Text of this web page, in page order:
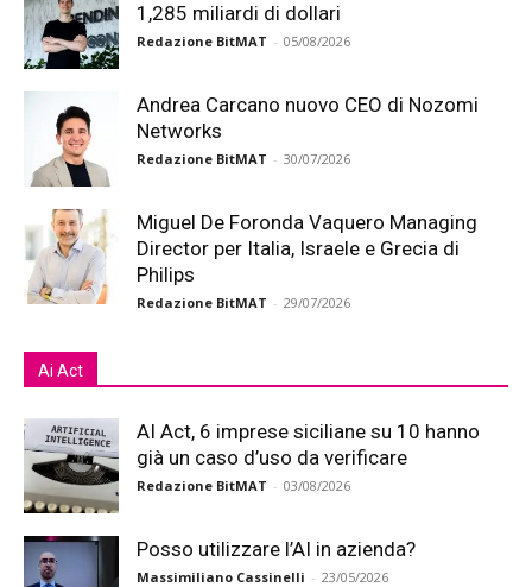
1,285 miliardi di dollari
Redazione BitMAT - 05/08/2026
Andrea Carcano nuovo CEO di Nozomi
Networks
Redazione BitMAT - 30/07/2026
Miguel De Foronda Vaquero Managing
Director per Italia, Israele e Grecia di
Philips
Redazione BitMAT - 29/07/2026
Ai Act
AI Act, 6 imprese siciliane su 10 hanno
già un caso d’uso da verificare
Redazione BitMAT - 03/08/2026
Posso utilizzare l’AI in azienda?
Massimiliano Cassinelli - 23/05/2026